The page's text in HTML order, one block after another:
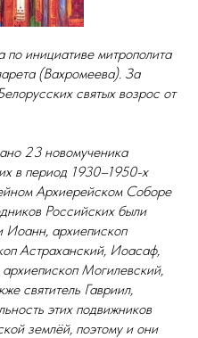
по инициативе митрополита
(Вахромеева). За
святых возрос от
23 новомученика
в период 1930–1950-х
Архиерейском Соборе
Российских были
Иоанн, архиепископ
Астраханский, Иоасаф,
Могилевский,
святитель Гавриил,
этих подвижников
землёй, поэтому и они